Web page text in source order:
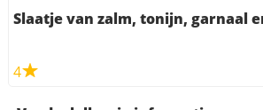
Slaatje van zalm, tonijn, garnaal
4